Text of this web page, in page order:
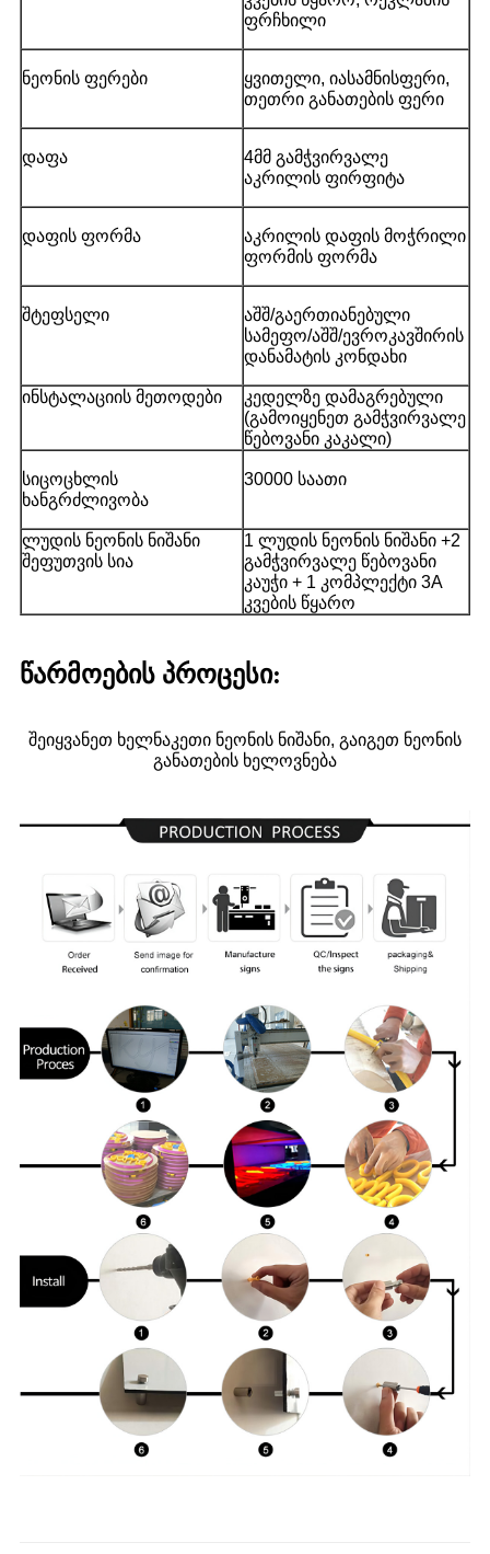
ფრჩხილი
ნეონის ფერები
ყვითელი, იასამნისფერი,
თეთრი განათების ფერი
დაფა
4მმ გამჭვირვალე
აკრილის ფირფიტა
დაფის ფორმა
აკრილის დაფის მოჭრილი
ფორმის ფორმა
შტეფსელი
აშშ/გაერთიანებული
სამეფო/აშშ/ევროკავშირის
დანამატის კონდახი
ინსტალაციის მეთოდები
კედელზე დამაგრებული
(გამოიყენეთ გამჭვირვალე
წებოვანი კაკალი)
სიცოცხლის
ხანგრძლივობა
30000 საათი
ლუდის ნეონის ნიშანი
შეფუთვის სია
1 ლუდის ნეონის ნიშანი +2
გამჭვირვალე წებოვანი
კაუჭი + 1 კომპლექტი 3A
კვების წყარო
წარმოების პროცესი:
შეიყვანეთ ხელნაკეთი ნეონის ნიშანი, გაიგეთ ნეონის
განათების ხელოვნება